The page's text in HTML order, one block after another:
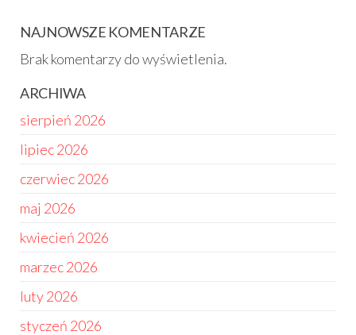
NAJNOWSZE KOMENTARZE
Brak komentarzy do wyświetlenia.
ARCHIWA
sierpień 2026
lipiec 2026
czerwiec 2026
maj 2026
kwiecień 2026
marzec 2026
luty 2026
styczeń 2026